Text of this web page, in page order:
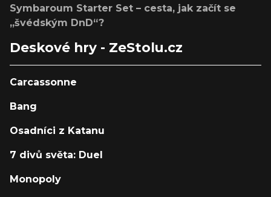
Symbaroum Starter Set – cesta, jak začít se
„švédským DnD“?
Deskové hry - ZeStolu.cz
Carcassonne
Bang
Osadníci z Katanu
7 divů světa: Duel
Monopoly